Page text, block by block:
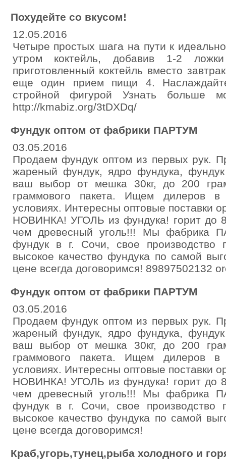
Похудейте со вкусом!
12.05.2016
Четыре простых шага на пути к
утром коктейль, добавив 1-2
приготовленный коктейль вместо
еще один прием пищи 4.
стройной фигурой Узнать больше
http://kmabiz.org/3tDXDq/
Фундук оптом от фабрики ПАРТУМ
03.05.2016
Продаем фундук оптом из первых рук.
жареный фундук, ядро фундука,
ваш выбор от мешка 30кг, до 200
граммового пакета. Ищем дилеров
условиях. Интересны оптовые поставки
НОВИНКА! УГОЛЬ из фундука! горит до
чем древесный уголь!!! Мы фабрика
фундук в г. Сочи, свое производство
высокое качество фундука по самой
цене всегда договоримся! 89897502132
Фундук оптом от фабрики ПАРТУМ
03.05.2016
Продаем фундук оптом из первых рук.
жареный фундук, ядро фундука,
ваш выбор от мешка 30кг, до 200
граммового пакета. Ищем дилеров
условиях. Интересны оптовые поставки
НОВИНКА! УГОЛЬ из фундука! горит до
чем древесный уголь!!! Мы фабрика
фундук в г. Сочи, свое производство
высокое качество фундука по самой
цене всегда договоримся!
Краб,угорь,тунец,рыба холодного и